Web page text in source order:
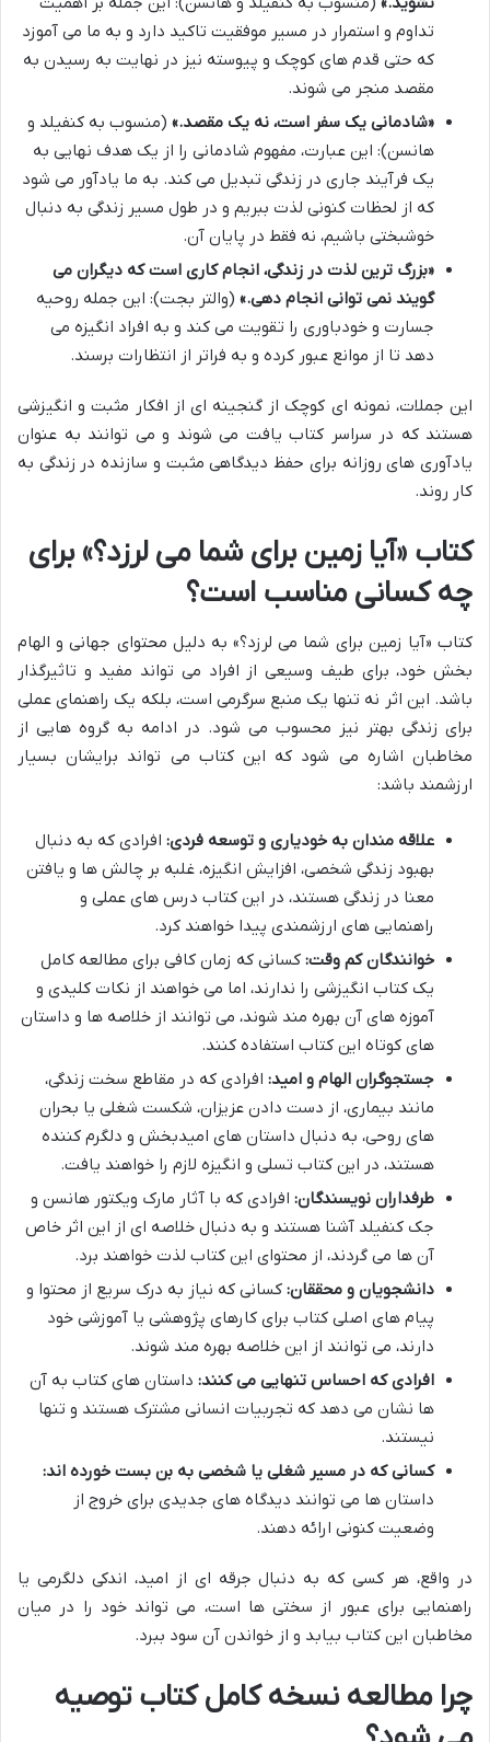
تداوم و استمرار در مسیر موفقیت تاکید دارد و به ما می آموزد
که حتی قدم های کوچک و پیوسته نیز در نهایت به رسیدن به
مقصد منجر می شوند.
«شادمانی یک سفر است، نه یک مقصد.» (منسوب به کنفیلد و
هانسن): این عبارت، مفهوم شادمانی را از یک هدف نهایی به
یک فرآیند جاری در زندگی تبدیل می کند. به ما یادآور می شود
که از لحظات کنونی لذت ببریم و در طول مسیر زندگی به دنبال
خوشبختی باشیم، نه فقط در پایان آن.
«بزرگ ترین لذت در زندگی، انجام کاری است که دیگران می
گویند نمی توانی انجام دهی.» (والتر بجت): این جمله روحیه
جسارت و خودباوری را تقویت می کند و به افراد انگیزه می
دهد تا از موانع عبور کرده و به فراتر از انتظارات برسند.
این جملات، نمونه ای کوچک از گنجینه ای از افکار مثبت و انگیزشی
هستند که در سراسر کتاب یافت می شوند و می توانند به عنوان
یادآوری های روزانه برای حفظ دیدگاهی مثبت و سازنده در زندگی به
کار روند.
کتاب «آیا زمین برای شما می لرزد؟» برای
چه کسانی مناسب است؟
کتاب «آیا زمین برای شما می لرزد؟» به دلیل محتوای جهانی و الهام
بخش خود، برای طیف وسیعی از افراد می تواند مفید و تاثیرگذار
باشد. این اثر نه تنها یک منبع سرگرمی است، بلکه یک راهنمای عملی
برای زندگی بهتر نیز محسوب می شود. در ادامه به گروه هایی از
مخاطبان اشاره می شود که این کتاب می تواند برایشان بسیار
ارزشمند باشد:
علاقه مندان به خودیاری و توسعه فردی: افرادی که به دنبال
بهبود زندگی شخصی، افزایش انگیزه، غلبه بر چالش ها و یافتن
معنا در زندگی هستند، در این کتاب درس های عملی و
راهنمایی های ارزشمندی پیدا خواهند کرد.
خوانندگان کم وقت: کسانی که زمان کافی برای مطالعه کامل
یک کتاب انگیزشی را ندارند، اما می خواهند از نکات کلیدی و
آموزه های آن بهره مند شوند، می توانند از خلاصه ها و داستان
های کوتاه این کتاب استفاده کنند.
جستجوگران الهام و امید: افرادی که در مقاطع سخت زندگی،
مانند بیماری، از دست دادن عزیزان، شکست شغلی یا بحران
های روحی، به دنبال داستان های امیدبخش و دلگرم کننده
هستند، در این کتاب تسلی و انگیزه لازم را خواهند یافت.
طرفداران نویسندگان: افرادی که با آثار مارک ویکتور هانسن و
جک کنفیلد آشنا هستند و به دنبال خلاصه ای از این اثر خاص
آن ها می گردند، از محتوای این کتاب لذت خواهند برد.
دانشجویان و محققان: کسانی که نیاز به درک سریع از محتوا و
پیام های اصلی کتاب برای کارهای پژوهشی یا آموزشی خود
دارند، می توانند از این خلاصه بهره مند شوند.
افرادی که احساس تنهایی می کنند: داستان های کتاب به آن
ها نشان می دهد که تجربیات انسانی مشترک هستند و تنها
نیستند.
کسانی که در مسیر شغلی یا شخصی به بن بست خورده اند:
داستان ها می توانند دیدگاه های جدیدی برای خروج از
وضعیت کنونی ارائه دهند.
در واقع، هر کسی که به دنبال جرقه ای از امید، اندکی دلگرمی یا
راهنمایی برای عبور از سختی ها است، می تواند خود را در میان
مخاطبان این کتاب بیابد و از خواندن آن سود ببرد.
چرا مطالعه نسخه کامل کتاب توصیه